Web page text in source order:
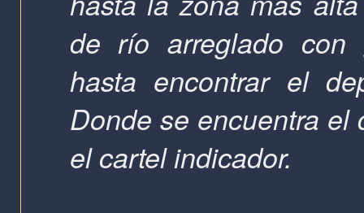
de río arreglado con
hasta encontrar el
Donde se encuentra
el cartel indicador.